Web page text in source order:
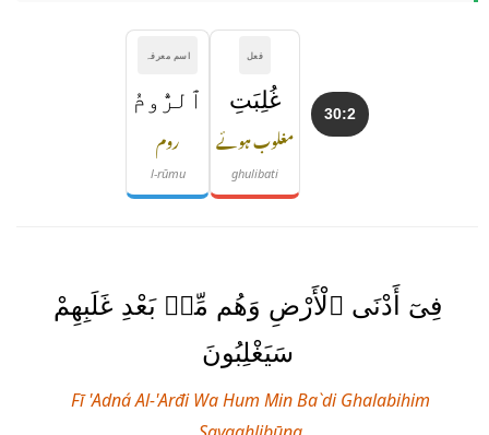
30:2
فعل
غُلِبَتِ
مغلوب ہوئے
ghulibati
اسم معرفہ
ٱلرُّومُ
روم
l-rūmu
فِىٓ أَدْنَى ٱلْأَرْضِ وَهُم مِّنۢ بَعْدِ غَلَبِهِمْ
سَيَغْلِبُونَ
Fī 'Adná Al-'Arđi Wa Hum Min Ba`di Ghalabihim